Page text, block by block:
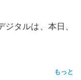
タルは、本日、
もっと